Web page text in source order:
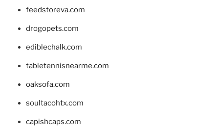
feedstoreva.com
drogopets.com
ediblechalk.com
tabletennisnearme.com
oaksofa.com
soultacohtx.com
capishcaps.com